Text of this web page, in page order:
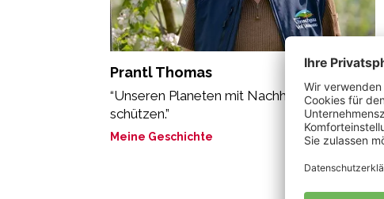
Prantl Thomas
“Unseren Planeten mit Nachhaltigkeit
schützen.”
Meine Geschichte